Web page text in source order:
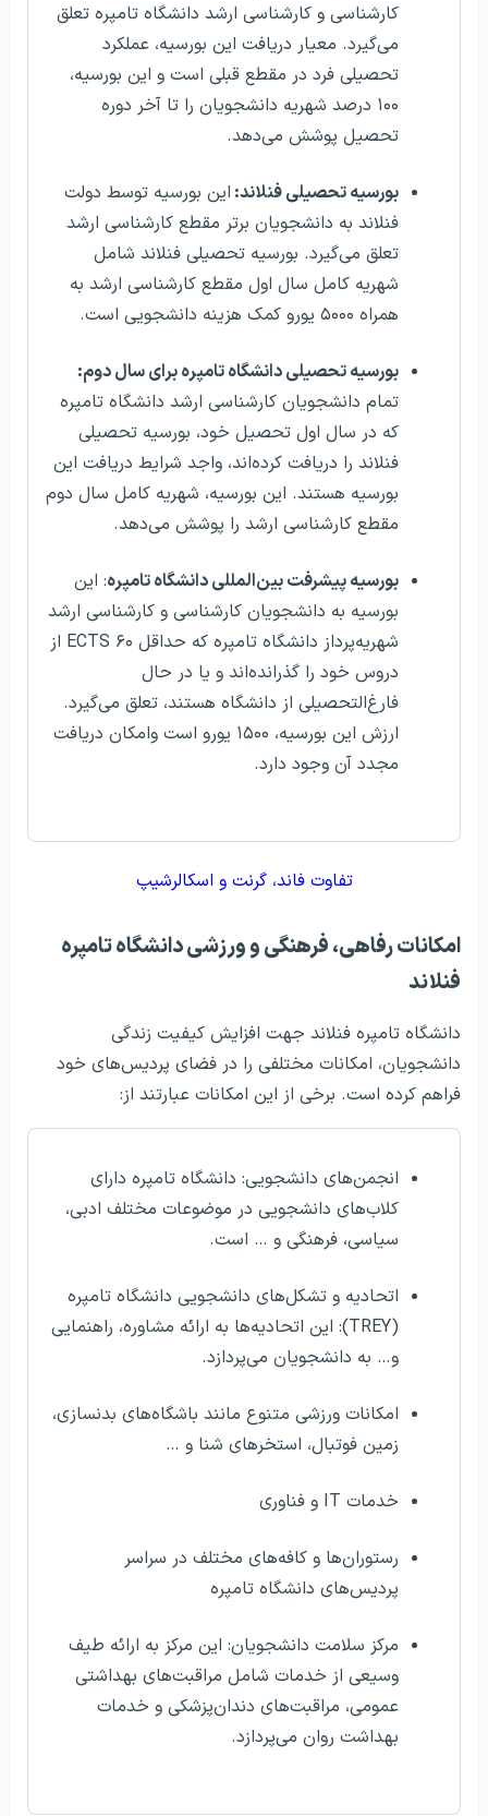
کارشناسی و کارشناسی ارشد دانشگاه تامپره تعلق
می‌گیرد. معیار دریافت این بورسیه، عملکرد
تحصیلی فرد در مقطع قبلی است و این بورسیه،
۱۰۰ درصد شهریه دانشجویان را تا آخر دوره
تحصیل پوشش می‌دهد.
بورسیه تحصیلی فنلاند: این بورسیه توسط دولت
فنلاند به دانشجویان برتر مقطع کارشناسی ارشد
تعلق می‌گیرد. بورسیه تحصیلی فنلاند شامل
شهریه کامل سال اول مقطع کارشناسی ارشد به
همراه ۵۰۰۰ یورو کمک هزینه دانشجویی است.
بورسیه تحصیلی دانشگاه تامپره برای سال دوم:
تمام دانشجویان کارشناسی ارشد دانشگاه تامپره
که در سال اول تحصیل خود، بورسیه تحصیلی
فنلاند را دریافت کرده‌اند، واجد شرایط دریافت این
بورسیه هستند. این بورسیه، شهریه کامل سال دوم
مقطع کارشناسی ارشد را پوشش می‌دهد.
بورسیه پیشرفت بین‌المللی دانشگاه تامپره: این
بورسیه به دانشجویان کارشناسی و کارشناسی ارشد
شهریه‌پرداز دانشگاه تامپره که حداقل ۶۰ ECTS از
دروس خود را گذرانده‌اند و یا در حال
فارغ‌التحصیلی از دانشگاه هستند، تعلق می‌گیرد.
ارزش این بورسیه، ۱۵۰۰ یورو است وامکان دریافت
مجدد آن وجود دارد.
تفاوت فاند، گرنت و اسکالرشیپ
امکانات رفاهی، فرهنگی و ورزشی دانشگاه تامپره
فنلاند
دانشگاه تامپره فنلاند جهت افزایش کیفیت زندگی
دانشجویان، امکانات مختلفی را در فضای پردیس‌های خود
فراهم کرده است. برخی از این امکانات عبارتند از:
انجمن‌های دانشجویی: دانشگاه تامپره دارای
کلاب‌های دانشجویی در موضوعات مختلف ادبی،
سیاسی، فرهنگی و … است.
اتحادیه و تشکل‌های دانشجویی دانشگاه تامپره
(TREY): این اتحادیه‌ها به ارائه مشاوره، راهنمایی
و… به دانشجویان می‌پردازد.
امکانات ورزشی متنوع مانند باشگاه‌های بدنسازی،
زمین فوتبال، استخرهای شنا و …
خدمات IT و فناوری
رستوران‌ها و کافه‌های مختلف در سراسر
پردیس‌های دانشگاه تامپره
مرکز سلامت دانشجویان: این مرکز به ارائه طیف
وسیعی از خدمات شامل مراقبت‌های بهداشتی
عمومی، مراقبت‌های دندان‌پزشکی و خدمات
بهداشت روان می‌پردازد.